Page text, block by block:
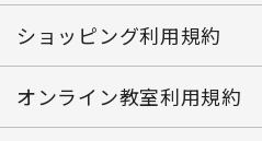
ショッピング利用規約
オンライン教室利用規約